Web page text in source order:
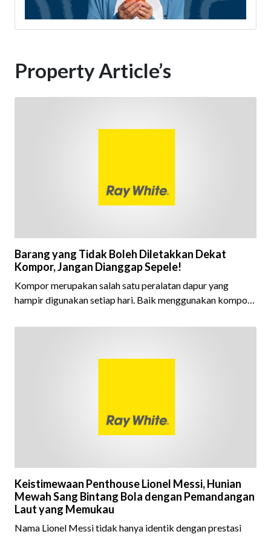
Property Article’s
Barang yang Tidak Boleh Diletakkan Dekat
Kompor, Jangan Dianggap Sepele!
Kompor merupakan salah satu peralatan dapur yang
hampir digunakan setiap hari. Baik menggunakan kompor
menghasilkan panas yang tinggi saat digunakan untuk
Keistimewaan Penthouse Lionel Messi, Hunian
Mewah Sang Bintang Bola dengan Pemandangan
Laut yang Memukau
Nama Lionel Messi tidak hanya identik dengan prestasi